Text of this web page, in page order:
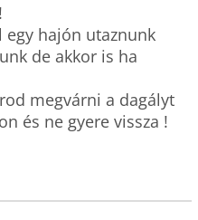
egy hajón utaznunk
de akkor is ha
megvárni a dagályt
és ne gyere vissza !